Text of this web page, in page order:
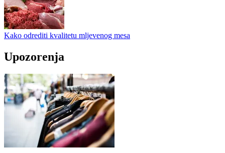
Kako odrediti kvalitetu mljevenog mesa
Upozorenja